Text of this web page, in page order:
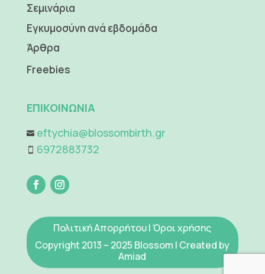
Σεμινάρια
Εγκυμοσύνη ανά εβδομάδα
Άρθρα
Freebies
ΕΠΙΚΟΙΝΩΝΙΑ
eftychia@blossombirth.gr
6972883732
Πολιτική Απορρήτου|Όροι χρήσης
Copyright 2013 – 2025 Blossom | Created by
Amiad